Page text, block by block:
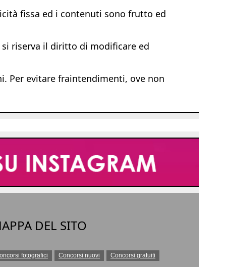
fissa ed i contenuti sono frutto ed
riserva il diritto di modificare ed
Per evitare fraintendimenti, ove non
DEL SITO
fotografici Concorsi nuovi Concorsi gratuiti